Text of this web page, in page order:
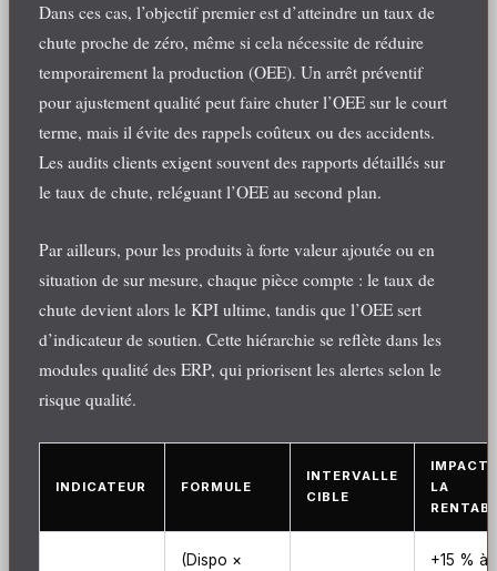
Dans ces cas, l’objectif premier est d’atteindre un taux de
chute proche de zéro, même si cela nécessite de réduire
temporairement la production (OEE). Un arrêt préventif
pour ajustement qualité peut faire chuter l’OEE sur le court
terme, mais il évite des rappels coûteux ou des accidents.
Les audits clients exigent souvent des rapports détaillés sur
le taux de chute, reléguant l’OEE au second plan.
Par ailleurs, pour les produits à forte valeur ajoutée ou en
situation de sur mesure, chaque pièce compte : le taux de
chute devient alors le KPI ultime, tandis que l’OEE sert
d’indicateur de soutien. Cette hiérarchie se reflète dans les
modules qualité des ERP, qui priorisent les alertes selon le
risque qualité.
INDICATEUR FORMULE
INTERVALLE
CIBLE
IMPACT
LA
(Dispo ×
+15 % à